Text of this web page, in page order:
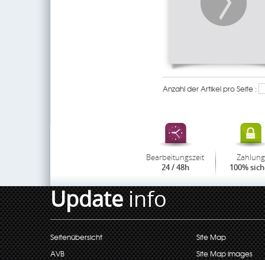
Anzahl der Artikel pro Seite :
Bearbeitungszeit
24 / 48h
Zahlung
100%
Updateinfo
Seitenübersicht
AVB
Site Map
Site Map images